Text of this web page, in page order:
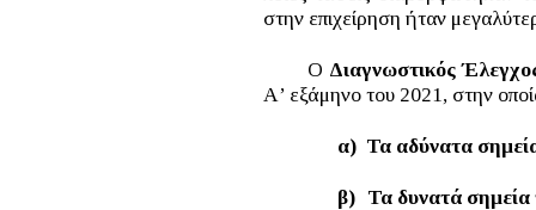
στην επιχείρηση ήταν
Ο Διαγνωστικός
Α’ εξάμηνο του 2021, στην
α) Τα αδύνατα
β) Τα δυνατά σημεία